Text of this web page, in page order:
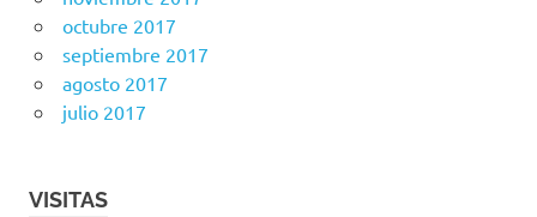
octubre 2017
septiembre 2017
agosto 2017
julio 2017
VISITAS